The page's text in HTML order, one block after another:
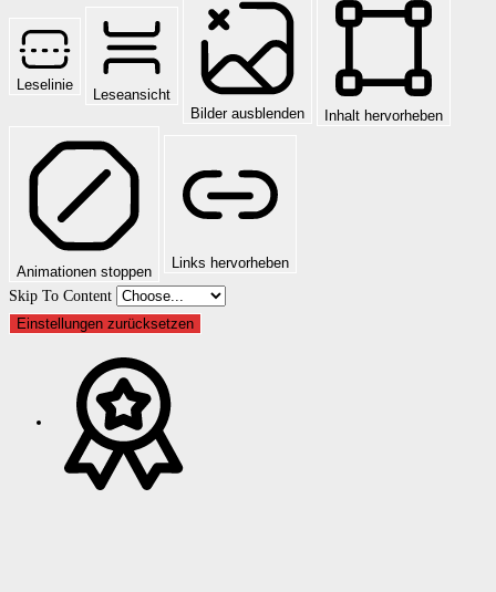
Leselinie
Leseansicht
Bilder ausblenden
Inhalt hervorheben
Animationen stoppen
Links hervorheben
Skip To Content
Einstellungen zurücksetzen